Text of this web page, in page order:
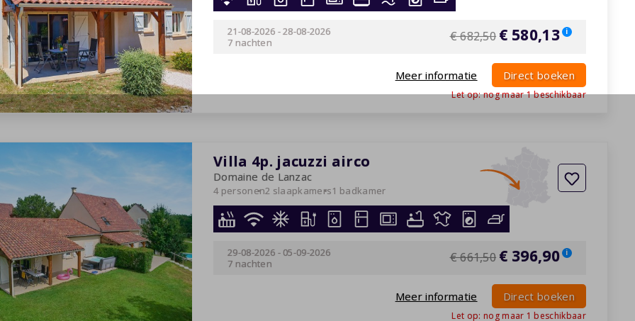
21-08-2026 -28-08-2026
7 nachten
€ 682,50 € 580,13 i
Meer informatie Direct boeken
Let op: nog maar1beschikbaar
Villa 4p. jacuzzi airco
Domaine de Lanzac
4 personen2 slaapkamers1 badkamer
29-08-2026 - 05-09-2026
7 nachten
€ 661,50 € 396,90 i
Meer informatie Direct boeken
Let op: nog maar 1 beschikbaar